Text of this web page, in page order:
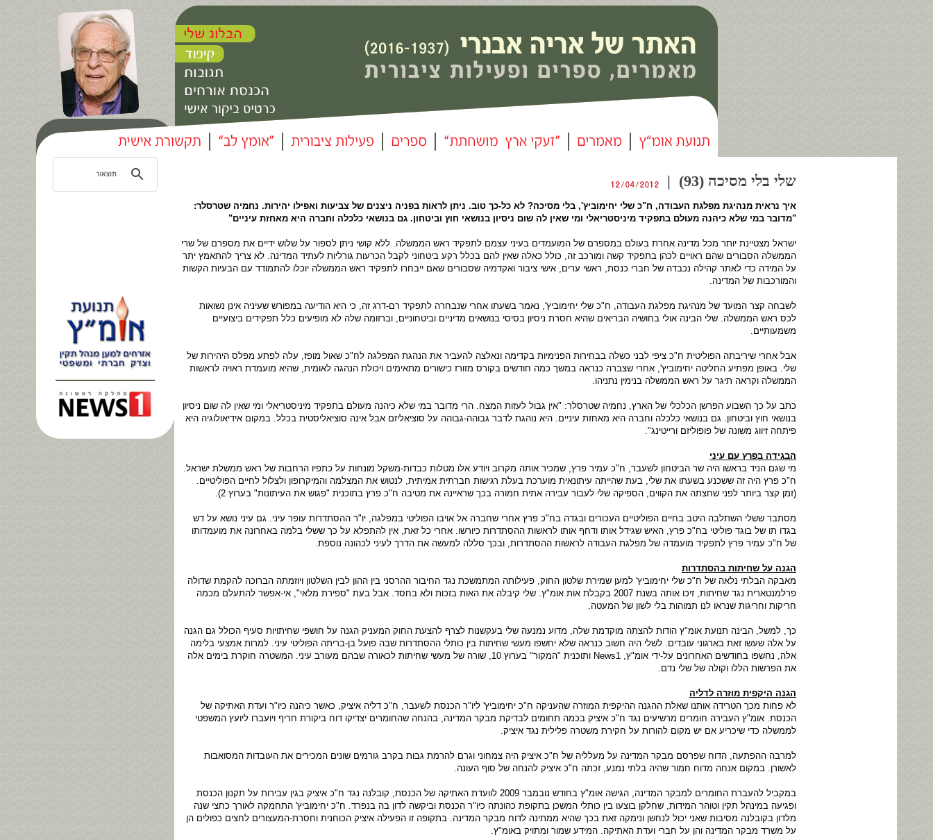
שלי בלי מסיכה (93) |
איך נראית מנהיגת מפלגת העבודה, ח"כ שלי יחימוביץ', בלי מסיכה? לא כל-כך טוב. ניתן לראות בפניה ניצנים של צביעות ואפילו יהירות. נחמיה שטרסלר:
"מדובר במי שלא כיהנה מעולם בתפקיד מיניסטריאלי ומי שאין לה שום ניסיון בנושאי חוץ וביטחון. גם בנושאי כלכלה וחברה היא מאחזת עיניים"
ישראל מצטיינת יותר מכל מדינה אחרת בעולם במספרם של המועמדים בעיני עצמם לתפקיד ראש הממשלה. ללא קושי ניתן לספור על שלוש ידיים את מספרם של שרי
הממשלה הסבורים שהם ראויים לכהן בתפקיד קשה ומורכב זה, כולל כאלה שאין להם בכלל רקע ביטחוני לקבל הכרעות גורליות לעתיד המדינה. לא צריך להתאמץ יתר
על המידה כדי לאתר קהילה נכבדה של חברי כנסת, ראשי ערים, אישי ציבור ואקדמיה שסבורים שאם ייבחרו לתפקיד ראש הממשלה יוכלו להתמודד עם הבעיות הקשות
והמורכבות של המדינה.
לשבחה קצר המועד של מנהיגת מפלגת העבודה, ח"כ שלי יחימוביץ', נאמר בשעתו אחרי שנבחרה לתפקיד רם-דרג זה, כי היא הודיעה במפורש שעיניה אינן נשואות
לכס ראש הממשלה. שלי הבינה אולי בחושיה הבריאים שהיא חסרת ניסיון בסיסי בנושאים מדיניים וביטחוניים, וברזומה שלה לא מופיעים כלל תפקידים ביצועיים
משמעותיים.
אבל אחרי שיריבתה הפוליטית ח"כ ציפי לבני כשלה בבחירות הפנימיות בקדימה ונאלצה להעביר את הנהגת המפלגה לח"כ שאול מופז, עלה לפתע מפלס היהירות של
שלי. באופן מפתיע החליטה יחימוביץ', אחרי שצברה כנראה במשך כמה חודשים בקורס מזורז כישורים מתאימים ויכולת הנהגה לאומית, שהיא מועמדת ראויה לראשות
הממשלה וקראה תיגר על ראש הממשלה בנימין נתניהו.
כתב על כך השבוע הפרשן הכלכלי של הארץ, נחמיה שטרסלר: "אין גבול לעזות המצח. הרי מדובר במי שלא כיהנה מעולם בתפקיד מיניסטריאלי ומי שאין לה שום ניסיון
בנושאי חוץ וביטחון. גם בנושאי כלכלה וחברה היא מאחזת עיניים. היא נוהגת לדבר גבוהה-גבוהה על סוציאליזם אבל אינה סוציאליסטית בכלל. במקום אידיאולוגיה היא
פיתחה זיווג משונה של פופוליזם ורייטינג".
הבגידה בפרץ עם עיני
מי שגם הניד בראשו היה שר הביטחון לשעבר, ח"כ עמיר פרץ, שמכיר אותה מקרוב ויודע אלו מטלות כבדות-משקל מונחות על כתפיו הרחבות של ראש ממשלת ישראל.
ח"כ פרץ היה זה ששכנע בשעתו את שלי, בעת שהייתה עיתונאית מוערכת בעלת רגישות חברתית אמיתית, לנטוש את המצלמה והמיקרופון ולצלול לחיים הפוליטיים.
(זמן קצר ביותר לפני שחצתה את הקווים, הספיקה שלי לעבור עבירה אתית חמורה בכך שראיינה את מטיבה ח"כ פרץ בתוכנית "פגוש את העיתונות" בערוץ 2).
מסתבר ששלי השתלבה היטב בחיים הפוליטיים העכורים ובגדה בח"כ פרץ אחרי שחברה אל אויבו הפוליטי במפלגה, יו"ר ההסתדרות עופר עיני. גם עיני נושא על דש
בגדו תו של בוגד פוליטי בח"כ פרץ, האיש שגידל אותו ודחף אותו לראשות ההסתדרות כיורשו. אחרי כל זאת, אין להתפלא על כך ששלי בלמה באחרונה את מועמדותו
של ח"כ עמיר פרץ לתפקיד מועמדה של מפלגת העבודה לראשות ההסתדרות, ובכך סללה למעשה את הדרך לעיני לכהונה נוספת.
הגנה על שחיתות בהסתדרות
מאבקה הבלתי נלאה של ח"כ שלי יחימוביץ' למען שמירת שלטון החוק, פעילותה המתמשכת נגד החיבור ההרסני בין ההון לבין השלטון ויוזמתה הברוכה להקמת שדולה
פרלמנטארית נגד שחיתות, זיכו אותה בשנת 2007 בקבלת אות אומ"ץ. שלי קיבלה את האות בזכות ולא בחסד. אבל בעת "ספירת מלאי", אי-אפשר להתעלם מכמה
חריקות וחריגות שנראו לנו תמוהות בלי לשון של המעטה.
כך, למשל, הבינה תנועת אומ"ץ הודות להצתה מוקדמת שלה, מדוע נמנעה שלי בעקשנות לצרף להצעת החוק המעניק הגנה על חושפי שחיתויות סעיף הכולל גם הגנה
על אלה שעשו זאת בארגוני עובדים. לשלי היה חשוב כנראה שלא יחשפו מעשי שחיתות בין כותלי ההסתדרות שבה פועל בן-בריתה הפוליטי עיני. למרות אמצעי בלימה
אלה, נחשפו בחודשים האחרונים על-ידי אומ"ץ, News1 ותוכנית "המקור" בערוץ 10, שורה של מעשי שחיתות לכאורה שבהם מעורב עיני. המשטרה חוקרת בימים אלה
את הפרשות הללו וקולה של שלי נדם.
הגנה היקפית מוזרה לדליה
לא פחות מכך הטרידה אותנו שאלת ההגנה ההיקפית המוזרה שהעניקה ח"כ יחימוביץ' ליו"ר הכנסת לשעבר, ח"כ דליה איציק, כאשר כיהנה כיו"ר ועדת האתיקה של
הכנסת. אומ"ץ העבירה חומרים מרשיעים נגד ח"כ איציק בכמה תחומים לבדיקת מבקר המדינה, בהנחה שהחומרים יצדיקו דוח ביקורת חריף ויועברו ליועץ המשפטי
לממשלה כדי שיכריע אם יש מקום להורות על חקירת משטרה פלילית נגד איציק.
למרבה ההפתעה, הדוח שפרסם מבקר המדינה על מעלליה של ח"כ איציק היה צמחוני וגרם להרמת גבות בקרב גורמים שונים המכירים את העובדות המסואבות
לאשורן. במקום אנחה מדוח חמור שהיה בלתי נמנע, זכתה ח"כ איציק להנחה של סוף העונה.
במקביל להעברת החומרים למבקר המדינה, הגישה אומ"ץ בחודש נובמבר 2009 לוועדת האתיקה של הכנסת, קובלנה נגד ח"כ איציק בגין עבירות על תקנון הכנסת
ופגיעה במינהל תקין וטוהר המידות, שחלקן בוצעו בין כותלי המשכן בתקופת כהונתה כיו"ר הכנסת וביקשה לדון בה בנפרד. ח"כ יחימוביץ' התחמקה לאורך כחצי שנה
מלדון בקובלנה מסיבות שאני יכול לנחשן ונימקה זאת בכך שהיא ממתינה לדוח מבקר המדינה. בתקופה זו הפעילה איציק הכוחנית וחסרת-המעצורים לחצים כפולים הן
על משרד מבקר המדינה והן על חברי ועדת האתיקה. המידע שמור ומתויק באומ"ץ.